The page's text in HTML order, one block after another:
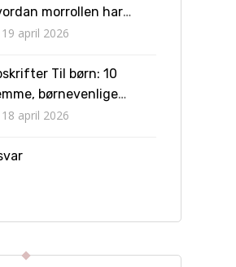
morrollen har
hendes liv
19 april 2026
Til børn: 10
børnevenlige
børn kan lave selv
18 april 2026